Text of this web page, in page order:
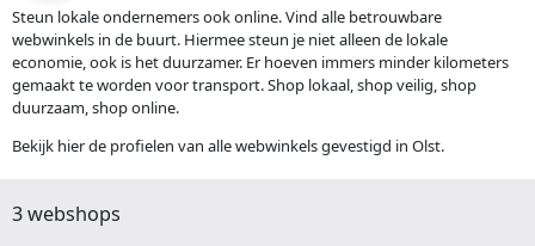
Steun lokale ondernemers ook online. Vind alle betrouwbare
webwinkels in de buurt. Hiermee steun je niet alleen de lokale
economie, ook is het duurzamer. Er hoeven immers minder kilometers
gemaakt te worden voor transport. Shop lokaal, shop veilig, shop
duurzaam, shop online.
Bekijk hier de profielen van alle webwinkels gevestigd in Olst.
3 webshops